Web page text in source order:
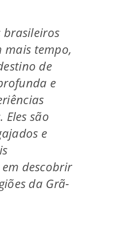
brasileiros
mais tempo,
de
e
Eles são
e
descobrir
da Grã-